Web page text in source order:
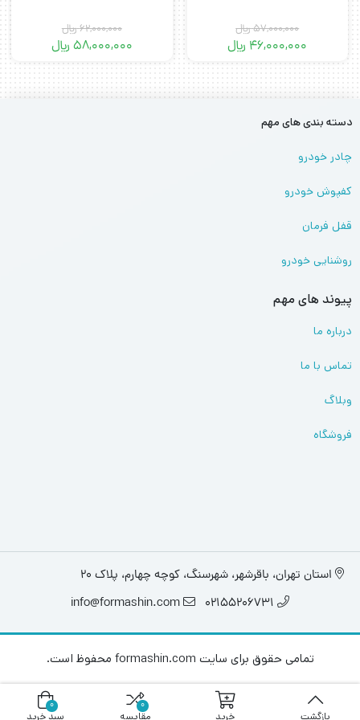
57,000,000﷼
46,000,000 ﷼
62,000,000﷼
58,000,000 ﷼
دسته بندی های مهم
چادر خودرو
کفپوش خودرو
قفل فرمان
روشنایی خودرو
پیوند های مهم
درباره ما
تماس با ما
وبلاگ
فروشگاه
استان تهران، باقرشهر، شهرسنگ، کوچه چهارم، پلاک 20
02155206731
info@formashin.com
تمامی حقوق برای سایت formashin.com محفوظ است.
بازگشت خرید
0
مقایسه
0
سبد خرید